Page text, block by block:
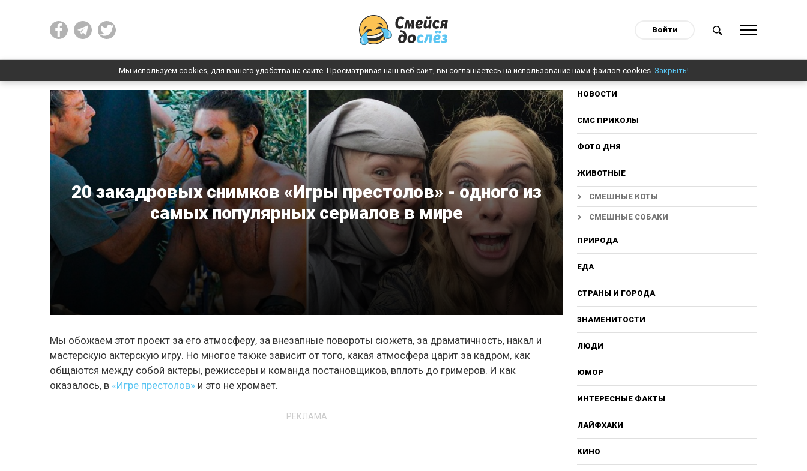
Войти
Мы используем cookies, для вашего удобства на сайте. Просматривая наш веб-сайт, вы соглашаетесь на использование нами файлов cookies. Закрыть!
20 закадровых снимков «Игры престолов» - одного из
самых популярных сериалов в мире
Мы обожаем этот проект за его атмосферу, за внезапные повороты сюжета, за драматичность, накал и
мастерскую актерскую игру. Но многое также зависит от того, какая атмосфера царит за кадром, как
общаются между собой актеры, режиссеры и команда постановщиков, вплоть до гримеров. И как
оказалось, в «Игре престолов» и это не хромает.
РЕКЛАМА
НОВОСТИ
СМС ПРИКОЛЫ
ФОТО ДНЯ
ЖИВОТНЫЕ
СМЕШНЫЕ КОТЫ
СМЕШНЫЕ СОБАКИ
ПРИРОДА
ЕДА
СТРАНЫ И ГОРОДА
ЗНАМЕНИТОСТИ
ЛЮДИ
ЮМОР
ИНТЕРЕСНЫЕ ФАКТЫ
ЛАЙФХАКИ
КИНО